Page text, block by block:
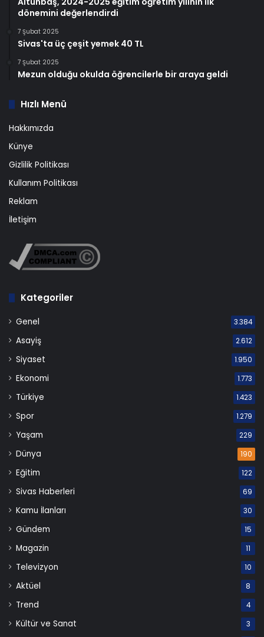
dönemini değerlendirdi
7 Şubat 2025
Sivas'ta üç çeşit yemek 40 TL
7 Şubat 2025
Mezun olduğu okulda öğrencilerle bir araya geldi
Hızlı Menü
Hakkımızda
Künye
Gizlilik Politikası
Kullanım Politikası
Reklam
İletişim
Kategoriler
Genel 3.384
Asayiş 2.612
Siyaset 1.950
Ekonomi 1.773
Türkiye 1.423
Spor 1.279
Yaşam 229
Dünya 190
Eğitim 122
Sivas Haberleri 69
Kamu İlanları 30
Gündem 15
Magazin 11
Televizyon 10
Aktüel 8
Trend 4
Kültür ve Sanat 3